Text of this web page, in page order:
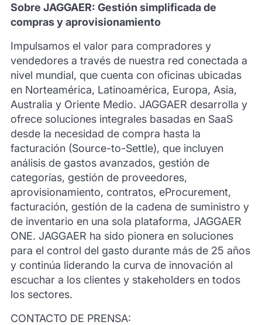
Sobre JAGGAER: Gestión simplificada de
compras y aprovisionamiento
Impulsamos el valor para compradores y
vendedores a través de nuestra red conectada a
nivel mundial, que cuenta con oficinas ubicadas
en Norteamérica, Latinoamérica, Europa, Asia,
Australia y Oriente Medio. JAGGAER desarrolla y
ofrece soluciones integrales basadas en SaaS
desde la necesidad de compra hasta la
facturación (Source-to-Settle), que incluyen
análisis de gastos avanzados, gestión de
categorías, gestión de proveedores,
aprovisionamiento, contratos, eProcurement,
facturación, gestión de la cadena de suministro y
de inventario en una sola plataforma, JAGGAER
ONE. JAGGAER ha sido pionera en soluciones
para el control del gasto durante más de 25 años
y continúa liderando la curva de innovación al
escuchar a los clientes y stakeholders en todos
los sectores.
CONTACTO DE PRENSA: